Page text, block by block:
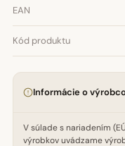
EAN
Kód produktu
Informácie o
V súlade s nariadením
výrobkov uvádzame